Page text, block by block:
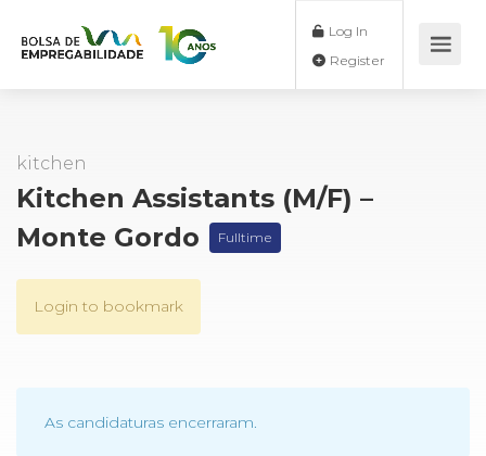
Log In
kitchen
Kitchen Assistants (M/F) –
Monte Gordo
Fulltime
Login to bookmark
As candidaturas encerraram.